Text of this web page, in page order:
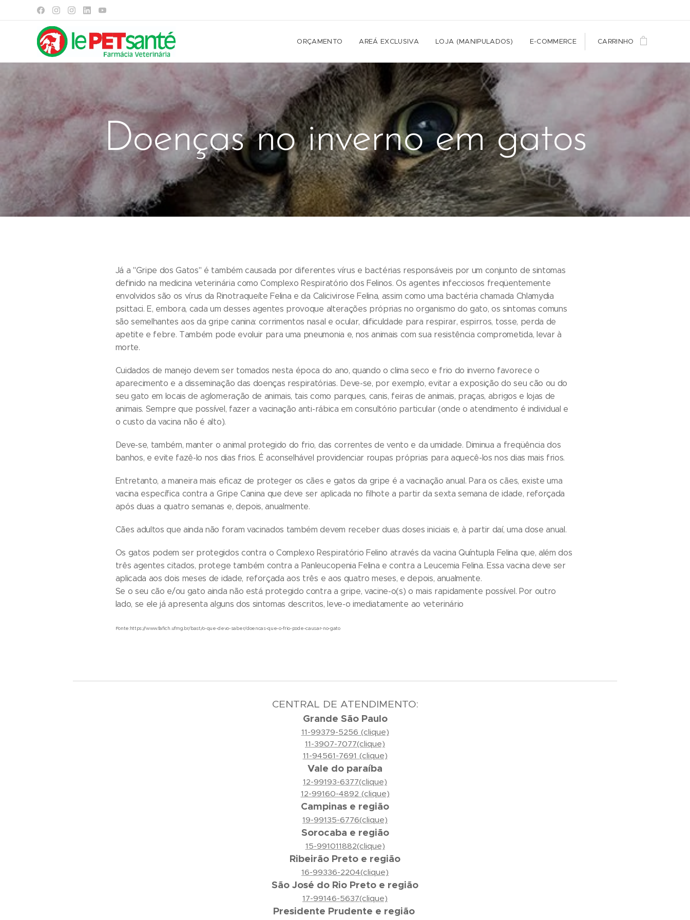
ORÇAMENTO AREÁ EXCLUSIVA LOJA (MANIPULADOS) E-COMMERCE CARRINHO
Doenças no inverno em gatos
Já a "Gripe dos Gatos" é também causada por diferentes vírus e bactérias responsáveis por um conjunto de sintomas
definido na medicina veterinária como Complexo Respiratório dos Felinos. Os agentes infecciosos freqüentemente
envolvidos são os vírus da Rinotraqueíte Felina e da Calicivirose Felina, assim como uma bactéria chamada Chlamydia
psittaci. E, embora, cada um desses agentes provoque alterações próprias no organismo do gato, os sintomas comuns
são semelhantes aos da gripe canina: corrimentos nasal e ocular, dificuldade para respirar, espirros, tosse, perda de
apetite e febre. Também pode evoluir para uma pneumonia e, nos animais com sua resistência comprometida, levar à
morte.
Cuidados de manejo devem ser tomados nesta época do ano, quando o clima seco e frio do inverno favorece o
aparecimento e a disseminação das doenças respiratórias. Deve-se, por exemplo, evitar a exposição do seu cão ou do
seu gato em locais de aglomeração de animais, tais como parques, canis, feiras de animais, praças, abrigos e lojas de
animais. Sempre que possível, fazer a vacinação anti-rábica em consultório particular (onde o atendimento é individual e
o custo da vacina não é alto).
Deve-se, também, manter o animal protegido do frio, das correntes de vento e da umidade. Diminua a freqüência dos
banhos, e evite fazê-lo nos dias frios. É aconselhável providenciar roupas próprias para aquecê-los nos dias mais frios.
Entretanto, a maneira mais eficaz de proteger os cães e gatos da gripe é a vacinação anual. Para os cães, existe uma
vacina específica contra a Gripe Canina que deve ser aplicada no filhote a partir da sexta semana de idade, reforçada
após duas a quatro semanas e, depois, anualmente.
Cães adultos que ainda não foram vacinados também devem receber duas doses iniciais e, à partir daí, uma dose anual.
Os gatos podem ser protegidos contra o Complexo Respiratório Felino através da vacina Quíntupla Felina que, além dos
três agentes citados, protege também contra a Panleucopenia Felina e contra a Leucemia Felina. Essa vacina deve ser
aplicada aos dois meses de idade, reforçada aos três e aos quatro meses, e depois, anualmente.
Se o seu cão e/ou gato ainda não está protegido contra a gripe, vacine-o(s) o mais rapidamente possível. Por outro
lado, se ele já apresenta alguns dos sintomas descritos, leve-o imediatamente ao veterinário
Fonte:https://www.fafich.ufmg.br/bast/o-que-devo-saber/doencas-que-o-frio-pode-causar-no-gato
CENTRAL DE ATENDIMENTO:
Grande São Paulo
11-99379-5256 (clique)
11-3907-7077(clique)
11-94561-7691 (clique)
Vale do paraíba
12-99193-6377(clique)
12-99160-4892 (clique)
Campinas e região
19-99135-6776(clique)
Sorocaba e região
15-991011882(clique)
Ribeirão Preto e região
16-99336-2204(clique)
São José do Rio Preto e região
17-99146-5637(clique)
Presidente Prudente e região